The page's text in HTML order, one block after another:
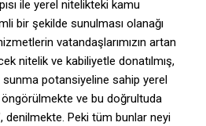
ile yerel nitelikteki kamu
bir şekilde sunulması olanağı
vatandaşlarımızın artan
nitelik ve kabiliyetle donatılmış,
potansiyeline sahip yerel
ve bu doğrultuda
denilmekte. Peki tüm bunlar neyi